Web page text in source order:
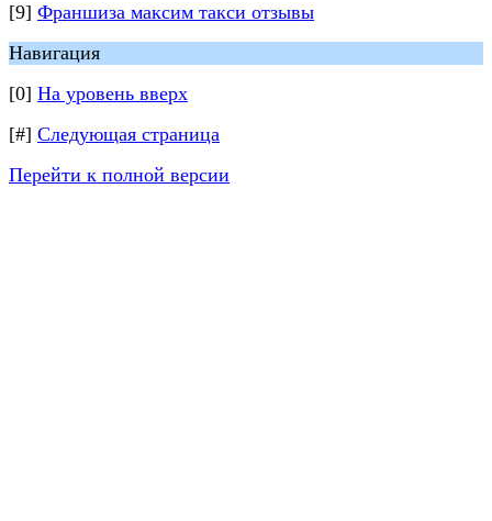
[9] Франшиза максим такси отзывы
Навигация
[0] На уровень вверх
[#] Следующая страница
Перейти к полной версии